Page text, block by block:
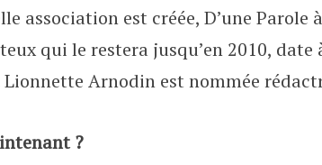
association est créée, D’une
qui le restera jusqu’en 2010,
Lionnette Arnodin est nommée
?